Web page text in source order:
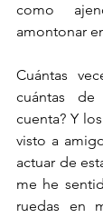
como
amontonar
Cuántas
cuántas
cuenta? Y
visto a
actuar de
me he
ruedas en